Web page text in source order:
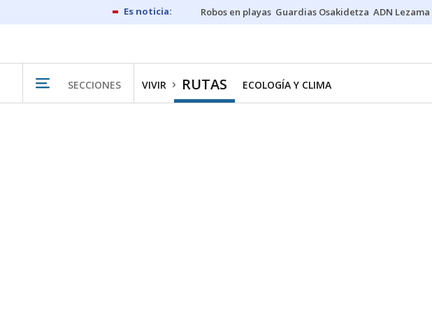
Robos en playas Guardias Osakidetza ADN Lezama
SECCIONES VIVIR RUTAS ECOLOGÍA Y CLIMA